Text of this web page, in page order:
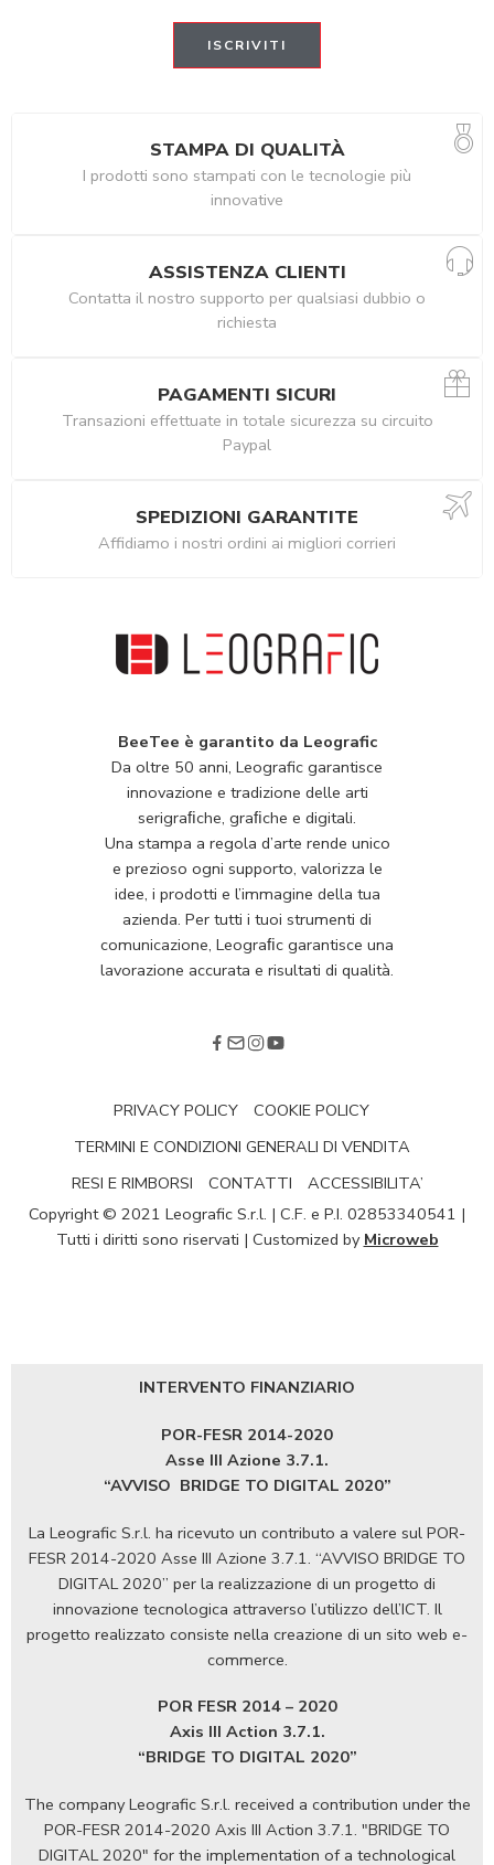
STAMPA DI QUALITÀ
I prodotti sono stampati con le tecnologie più
innovative
ASSISTENZA CLIENTI
Contatta il nostro supporto per qualsiasi dubbio o
richiesta
PAGAMENTI SICURI
Transazioni effettuate in totale sicurezza su circuito
Paypal
SPEDIZIONI GARANTITE
Affidiamo i nostri ordini ai migliori corrieri
BeeTee è garantito da Leografic
Da oltre 50 anni, Leografic garantisce
innovazione e tradizione delle arti
serigraﬁche, graﬁche e digitali.
Una stampa a regola d’arte rende unico
e prezioso ogni supporto, valorizza le
idee, i prodotti e l’immagine della tua
azienda. Per tutti i tuoi strumenti di
comunicazione, Leograﬁc garantisce una
lavorazione accurata e risultati di qualità.
PRIVACY POLICY
COOKIE POLICY
TERMINI E CONDIZIONI GENERALI DI VENDITA
RESI E RIMBORSI
CONTATTI
ACCESSIBILITA’
Copyright © 2021 Leografic S.r.l. | C.F. e P.I. 02853340541 |
Tutti i diritti sono riservati | Customized by Microweb
INTERVENTO FINANZIARIO
POR-FESR 2014-2020
Asse III Azione 3.7.1.
“AVVISO BRIDGE TO DIGITAL 2020”
La Leografic S.r.l. ha ricevuto un contributo a valere sul POR-
FESR 2014-2020 Asse III Azione 3.7.1. “AVVISO BRIDGE TO
DIGITAL 2020” per la realizzazione di un progetto di
innovazione tecnologica attraverso l’utilizzo dell’ICT. Il
progetto realizzato consiste nella creazione di un sito web e-
commerce.
POR FESR 2014 – 2020
Axis III Action 3.7.1.
“BRIDGE TO DIGITAL 2020”
The company Leografic S.r.l. received a contribution under the
POR-FESR 2014-2020 Axis III Action 3.7.1. "BRIDGE TO
DIGITAL 2020" for the implementation of a technological